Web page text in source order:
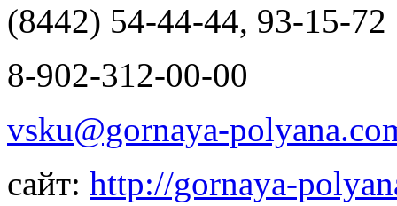
(8442) 54-44-44, 93-15-72
8-902-312-00-00
vsku@gornaya-
сайт: http://gornaya-